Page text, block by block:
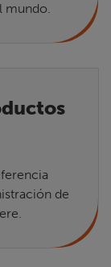
mundo.
de